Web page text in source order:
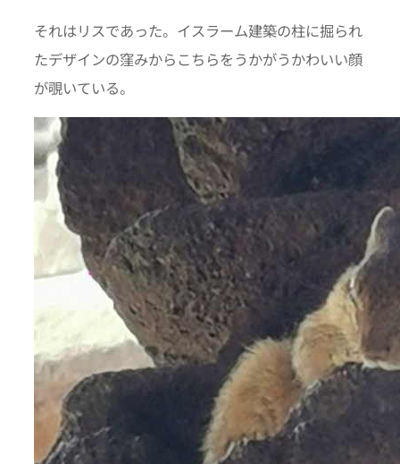
それはリスであった。イスラーム建築の柱に掘られ
たデザインの窪みからこちらをうかがうかわいい顔
が覗いている。